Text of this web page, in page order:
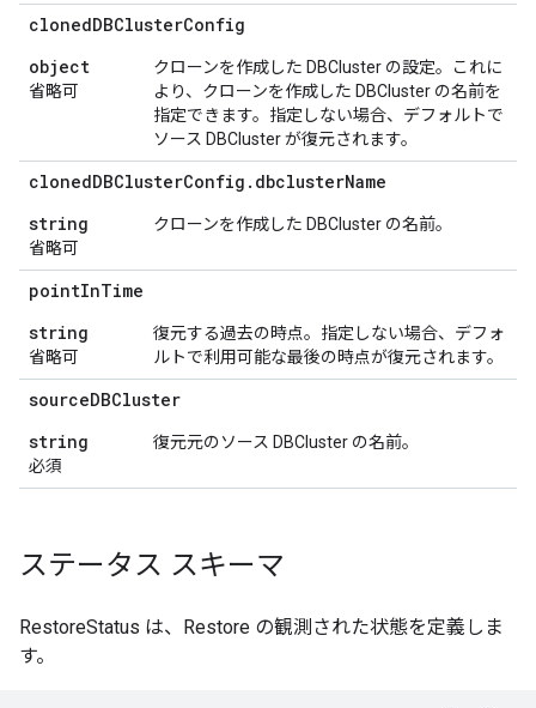
clonedDBClusterConfig
object
省略可
クローンを作成した DBCluster の設定。これに
より、クローンを作成した DBCluster の名前を
指定できます。指定しない場合、デフォルトで
ソース DBCluster が復元されます。
clonedDBClusterConfig . dbclusterName
string
省略可
クローンを作成した DBCluster の名前。
pointInTime
string
省略可
復元する過去の時点。指定しない場合、デフォ
ルトで利用可能な最後の時点が復元されます。
sourceDBCluster
string
必須
復元元のソース DBCluster の名前。
ステータス スキーマ
RestoreStatus は、Restore の観測された状態を定義しま
す。